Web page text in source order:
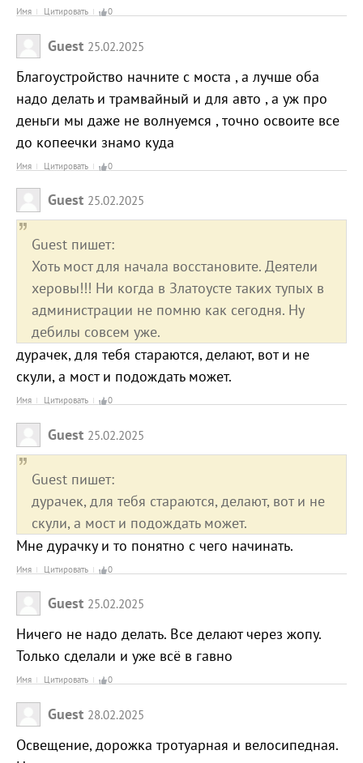
Имя Цитировать 0
Guest 25.02.2025
Благоустройство начните с моста , а лучше оба
надо делать и трамвайный и для авто , а уж про
деньги мы даже не волнуемся , точно освоите все
до копеечки знамо куда
Имя Цитировать 0
Guest 25.02.2025
Guest пишет:
Хоть мост для начала восстановите. Деятели
херовы!!! Ни когда в Златоусте таких тупых в
администрации не помню как сегодня. Ну
дебилы совсем уже.
дурачек, для тебя стараются, делают, вот и не
скули, а мост и подождать может.
Имя Цитировать 0
Guest 25.02.2025
Guest пишет:
дурачек, для тебя стараются, делают, вот и не
скули, а мост и подождать может.
Мне дурачку и то понятно с чего начинать.
Имя Цитировать 0
Guest 25.02.2025
Ничего не надо делать. Все делают через жопу.
Только сделали и уже всё в гавно
Имя Цитировать 0
Guest 28.02.2025
Освещение, дорожка тротуарная и велосипедная.